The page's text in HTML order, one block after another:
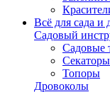
Всё для сада и
Садовый
Садовые
Секаторы
Топоры
Дровоколы